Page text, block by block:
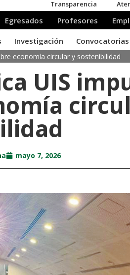
economía circular y sostenibilidad
UIS
mayo 7, 2026